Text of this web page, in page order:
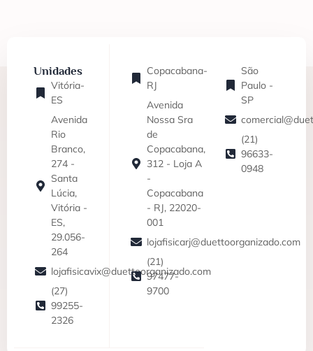
Unidades
Vitória-
ES
Avenida
Rio
Branco,
274 -
Santa
Lúcia,
Vitória -
ES,
29.056-
264
lojafisicavix@duettoorganizado.com
(27)
99255-
2326
Copacabana-
RJ
Avenida
Nossa Sra
de
Copacabana,
312 - Loja A
-
Copacabana
- RJ, 22020-
001
lojafisicarj@duettoorganizado.com
(21)
97477-
9700
São
Paulo -
SP
(21)
96633-
0948